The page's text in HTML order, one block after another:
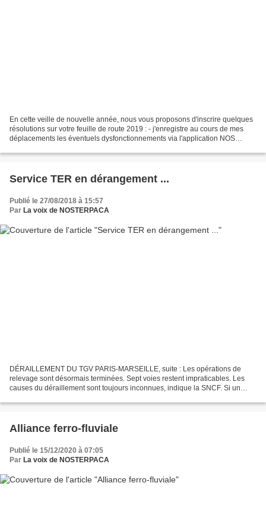
En cette veille de nouvelle année, nous vous proposons d'inscrire quelques
résolutions sur votre feuille de route 2019 : - j'enregistre au cours de mes
déplacements les éventuels dysfonctionnements via l'application NOS
Service TER en dérangement ...
Publié le 27/08/2018 à 15:57
Par La voix de NOSTERPACA
DÉRAILLEMENT DU TGV PARIS-MARSEILLE, suite : Les opérations de
relevage sont désormais terminées. Sept voies restent impraticables. Les
causes du déraillement sont toujours inconnues, indique la SNCF. Si un
Alliance ferro-fluviale
Publié le 15/12/2020 à 07:05
Par La voix de NOSTERPACA